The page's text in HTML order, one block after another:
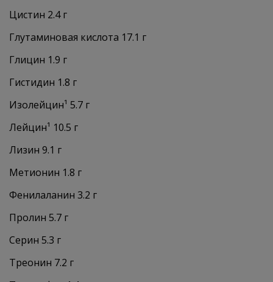
Цистин 2.4 г
Глутаминовая кислота 17.1 г
Глицин 1.9 г
Гистидин 1.8 г
Изолейцин¹ 5.7 г
Лейцин¹ 10.5 г
Лизин 9.1 г
Метионин 1.8 г
Фенилаланин 3.2 г
Пролин 5.7 г
Серин 5.3 г
Треонин 7.2 г